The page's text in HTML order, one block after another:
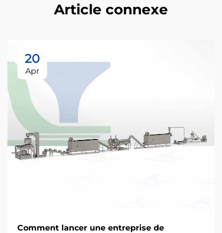
Article connexe
20
Apr
Comment lancer une entreprise de